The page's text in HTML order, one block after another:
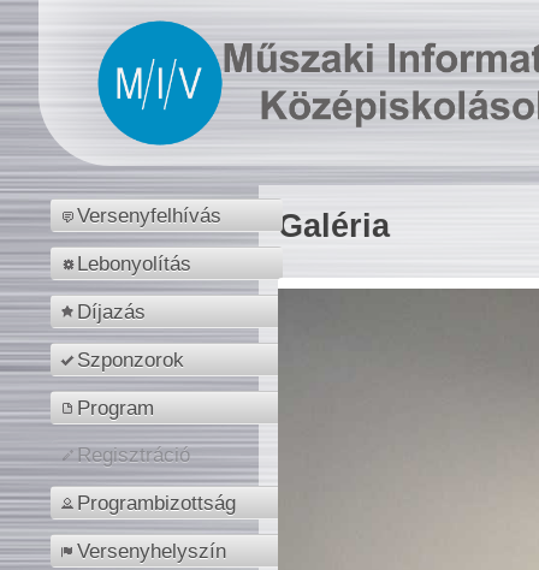
Versenyfelhívás
Lebonyolítás
Díjazás
Szponzorok
Program
Regisztráció
Programbizottság
Versenyhelyszín
Galéria